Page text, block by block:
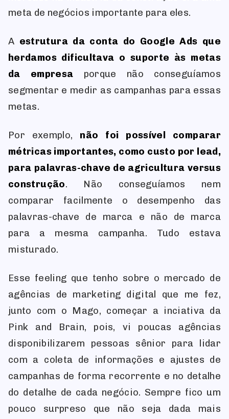
meta de negócios importante para eles.
A estrutura da conta do Google Ads que
herdamos dificultava o suporte às metas
da empresa porque não conseguíamos
segmentar e medir as campanhas para essas
metas.
Por exemplo, não foi possível comparar
métricas importantes, como custo por lead,
para palavras-chave de agricultura versus
construção. Não conseguíamos nem
comparar facilmente o desempenho das
palavras-chave de marca e não de marca
para a mesma campanha. Tudo estava
misturado.
Esse feeling que tenho sobre o mercado de
agências de marketing digital que me fez,
junto com o Mago, começar a inciativa da
Pink and Brain, pois, vi poucas agências
disponibilizarem pessoas sênior para lidar
com a coleta de informações e ajustes de
campanhas de forma recorrente e no detalhe
do detalhe de cada negócio. Sempre fico um
pouco surpreso que não seja dada mais